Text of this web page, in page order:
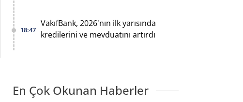
18:47
VakıfBank, 2026'nın ilk yarısında
kredilerini ve mevduatını artırdı
En Çok Okunan Haberler